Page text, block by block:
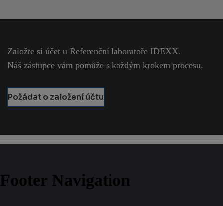
Založte si účet u Referenční laboratoře IDEXX.
Náš zástupce vám pomůže s každým krokem procesu.
Požádat o založení účtu
Footer Navigation